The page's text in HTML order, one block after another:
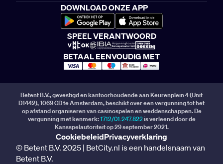
DOWNLOAD ONZE APP
SPEEL VERANTWOORD
BETAAL EENVOUDIG MET
Betent B.V., gevestigd en kantoorhoudende aan Keurenplein 4 (Unit
D1442), 1069 CD te Amsterdam, beschikt over een vergunning tot het
op afstand organiseren van casinospelen en weddenschappen. De
vergunning met kenmerk:1712/01.247.822is verleend door de
Kansspelautoriteit op 29 september 2021.
CookiebeleidPrivacyverklaring
© Betent B.V. 2025 | BetCity.nl is een handelsnaam van
Betent B.V.